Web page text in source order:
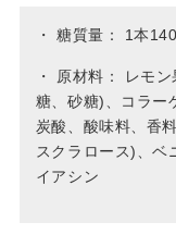
・ 糖質量： 1本
・
原材料： レモ
糖、砂糖)、コラー
炭酸、酸味料、香
スクラロース)、ベ
イアシン